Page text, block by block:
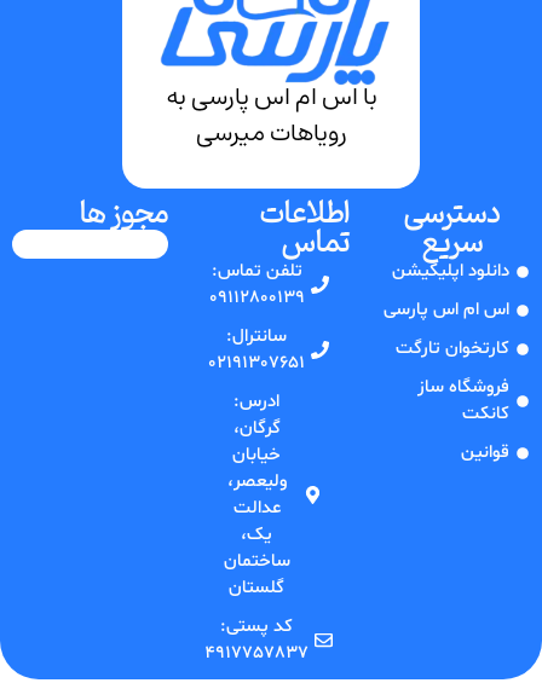
با اس ام اس پارسی به
رویاهات میرسی
دسترسی
سریع
دانلود اپلیکیشن
اس ام اس پارسی
کارتخوان تارگت
فروشگاه ساز
کانکت
قوانین
اطلاعات
تماس
تلفن‌ تماس:
09112800139
سانترال:
02191307651
ادرس:
گرگان،
خیابان
ولیعصر،
عدالت
یک،
ساختمان
گلستان
کد پستی:
4917757837
مجوز ها